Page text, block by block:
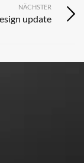
NÄCHSTER
update